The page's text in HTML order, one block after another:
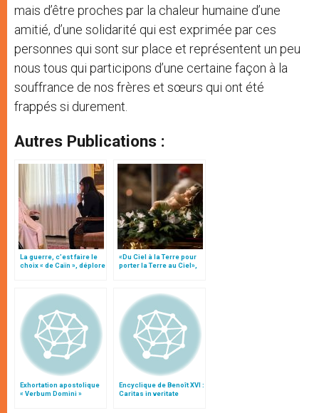
mais d’être proches par la chaleur humaine d’une
amitié, d’une solidarité qui est exprimée par ces
personnes qui sont sur place et représentent un peu
nous tous qui participons d’une certaine façon à la
souffrance de nos frères et sœurs qui ont été
frappés si durement.
Autres Publications :
La guerre, c’est faire le
choix « de Caïn », déplore
«Du Ciel à la Terre pour
porter la Terre au Ciel»,
Exhortation apostolique
« Verbum Domini »
Encyclique de Benoît XVI :
Caritas in veritate